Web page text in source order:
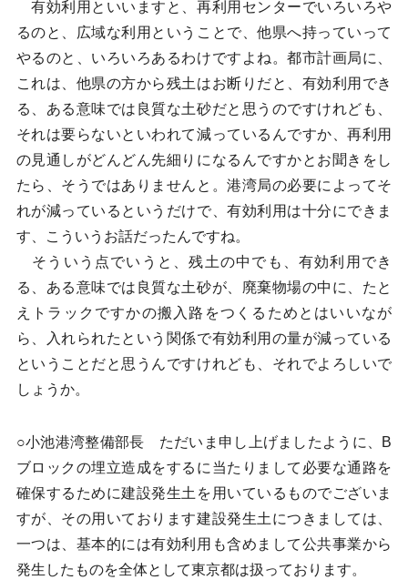
有効利用といいますと、再利用センターでいろいろや
るのと、広域な利用ということで、他県へ持っていって
やるのと、いろいろあるわけですよね。都市計画局に、
これは、他県の方から残土はお断りだと、有効利用でき
る、ある意味では良質な土砂だと思うのですけれども、
それは要らないといわれて減っているんですか、再利用
の見通しがどんどん先細りになるんですかとお聞きをし
たら、そうではありませんと。港湾局の必要によってそ
れが減っているというだけで、有効利用は十分にできま
す、こういうお話だったんですね。
そういう点でいうと、残土の中でも、有効利用でき
る、ある意味では良質な土砂が、廃棄物場の中に、たと
えトラックですかの搬入路をつくるためとはいいなが
ら、入れられたという関係で有効利用の量が減っている
ということだと思うんですけれども、それでよろしいで
しょうか。
○小池港湾整備部長 ただいま申し上げましたように、B
ブロックの埋立造成をするに当たりまして必要な通路を
確保するために建設発生土を用いているものでございま
すが、その用いております建設発生土につきましては、
一つは、基本的には有効利用も含めまして公共事業から
発生したものを全体として東京都は扱っております。